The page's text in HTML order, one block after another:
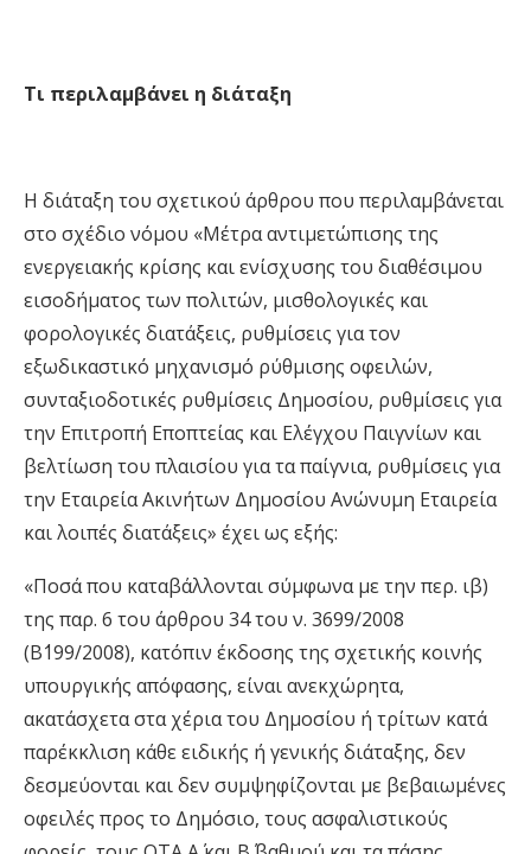
Τι περιλαμβάνει η διάταξη
Η διάταξη του σχετικού άρθρου που περιλαμβάνεται
στο σχέδιο νόμου «Μέτρα αντιμετώπισης της
ενεργειακής κρίσης και ενίσχυσης του διαθέσιμου
εισοδήματος των πολιτών, μισθολογικές και
φορολογικές διατάξεις, ρυθμίσεις για τον
εξωδικαστικό μηχανισμό ρύθμισης οφειλών,
συνταξιοδοτικές ρυθμίσεις Δημοσίου, ρυθμίσεις για
την Επιτροπή Εποπτείας και Ελέγχου Παιγνίων και
βελτίωση του πλαισίου για τα παίγνια, ρυθμίσεις για
την Εταιρεία Ακινήτων Δημοσίου Ανώνυμη Εταιρεία
και λοιπές διατάξεις» έχει ως εξής:
«Ποσά που καταβάλλονται σύμφωνα με την περ. ιβ)
της παρ. 6 του άρθρου 34 του ν. 3699/2008
(Β΄199/2008), κατόπιν έκδοσης της σχετικής κοινής
υπουργικής απόφασης, είναι ανεκχώρητα,
ακατάσχετα στα χέρια του Δημοσίου ή τρίτων κατά
παρέκκλιση κάθε ειδικής ή γενικής διάταξης, δεν
δεσμεύονται και δεν συμψηφίζονται με βεβαιωμένες
οφειλές προς το Δημόσιο, τους ασφαλιστικούς